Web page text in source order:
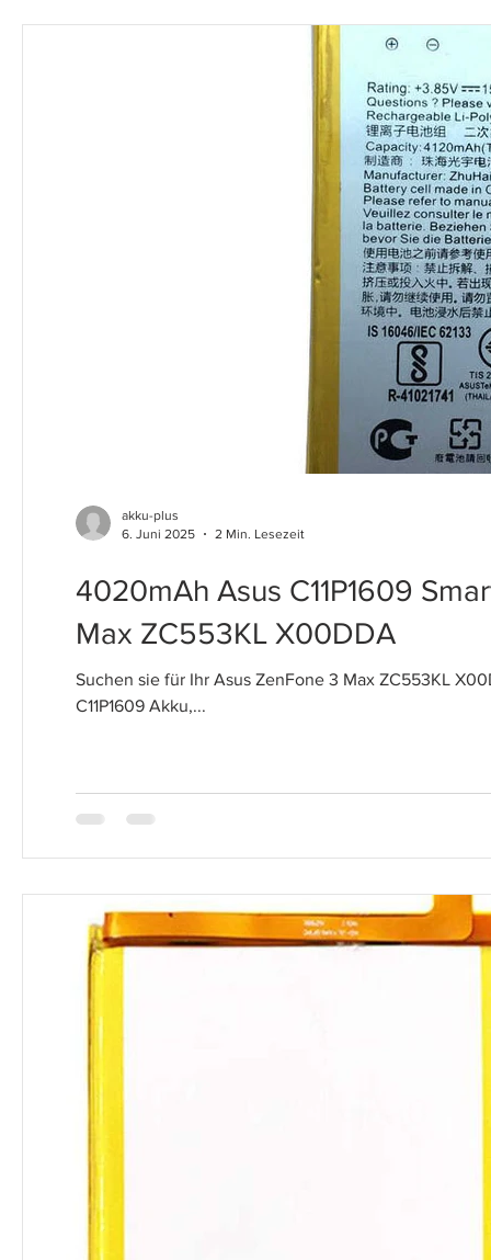
4020mAh Asus C11P1609
Max ZC553KL X00DDA
Suchen sie für Ihr Asus ZenFone 3 Max ZC553KL
C11P1609 Akku,...
akku-plus
6. Juni 2025
2 Min. Lesezeit